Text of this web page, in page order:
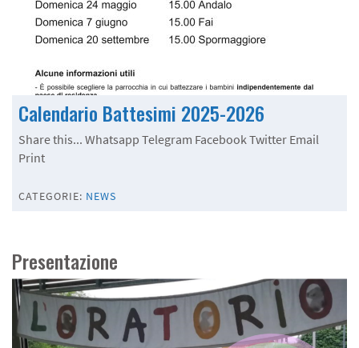
Calendario Battesimi 2025-2026
Share this... Whatsapp Telegram Facebook Twitter Email
Print
CATEGORIE: NEWS
Presentazione